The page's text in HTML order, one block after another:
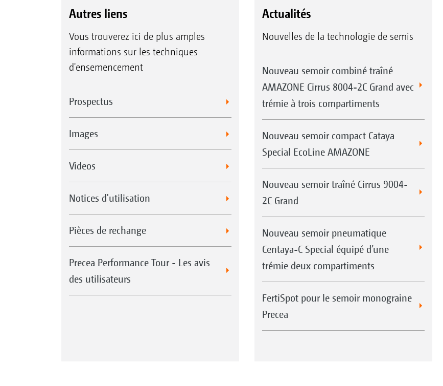
Autres liens
Vous trouverez ici de plus amples
informations sur les techniques
d'ensemencement
Prospectus
Images
Videos
Notices d'utilisation
Pièces de rechange
Precea Performance Tour - Les avis
des utilisateurs
Actualités
Nouvelles de la technologie de semis
Nouveau semoir combiné traîné
AMAZONE Cirrus 8004-2C Grand avec
trémie à trois compartiments
Nouveau semoir compact Cataya
Special EcoLine AMAZONE
Nouveau semoir traîné Cirrus 9004-
2C Grand
Nouveau semoir pneumatique
Centaya-C Special équipé d’une
trémie deux compartiments
FertiSpot pour le semoir monograine
Precea